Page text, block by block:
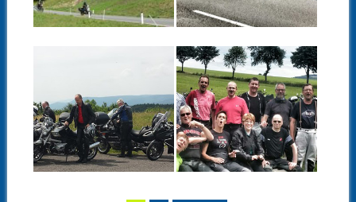
▶ ▶
KUNDENTOUR
DRESDEN JULI
2015
▶
14.07.15
BMW
KUNDENTOUR
CHEMNITZ – QUER
DURCH DAS
ERZGEBIRGE –
JULI 2015
▶